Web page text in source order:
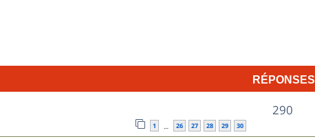
RÉPONSES
1 … 26 27 28 29 30
290R
é